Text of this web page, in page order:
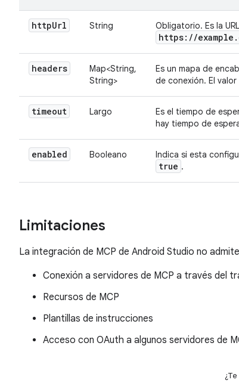
httpUrl String Obligatorio. Es la
https: //example .
headers
Map<String,
String>
Es un mapa de
de conexión. El
timeout Largo
Es el tiempo de
hay tiempo de
enabled Booleano Indica si esta
true .
Limitaciones
La integración de MCP de Android Studio no
Conexión a servidores de MCP a través del
Recursos de MCP
Plantillas de instrucciones
Acceso con OAuth a algunos servidores de